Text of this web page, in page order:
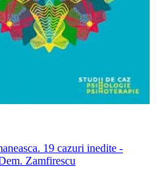
19 cazuri inedite -
Zamfirescu